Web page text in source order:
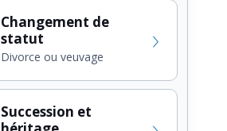
Changement de
statut
Divorce ou veuvage
Succession et